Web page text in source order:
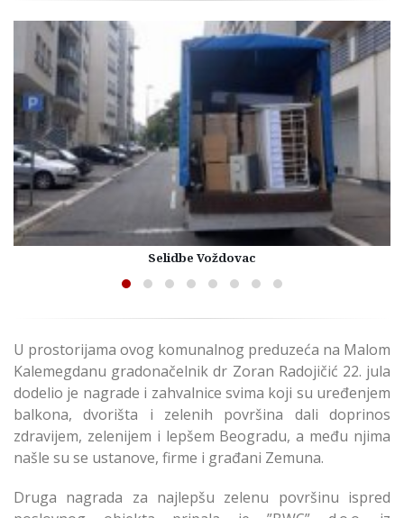
Selidbe Voždovac
U prostorijama ovog komunalnog preduzeća na Malom
Kalemegdanu gradonačelnik dr Zoran Radojičić 22. jula
dodelio je nagrade i zahvalnice svima koji su uređenjem
balkona, dvorišta i zelenih površina dali doprinos
zdravijem, zelenijem i lepšem Beogradu, a među njima
našle su se ustanove, firme i građani Zemuna.
Druga nagrada za najlepšu zelenu površinu ispred